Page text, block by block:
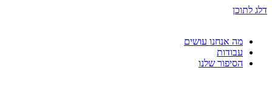
דלג לתוכן
מה אנחנו עושים
עבודות
הסיפור שלנו